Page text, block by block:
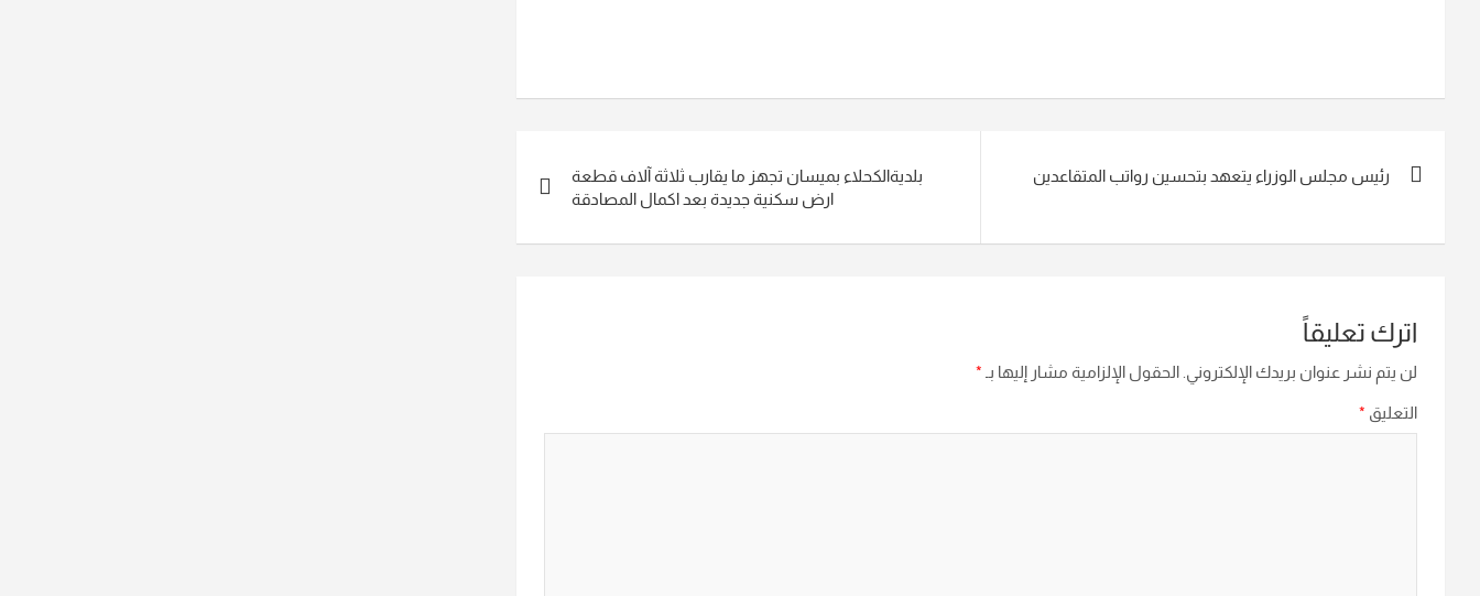
رئيس مجلس الوزراء يتعهد بتحسين رواتب المتقاعدين
بلديةالكحلاء بميسان تجهز ما يقارب ثلاثة آلاف قطعة
ارض سكنية جديدة بعد اكمال المصادقة
اترك تعليقاً
لن يتم نشر عنوان بريدك الإلكتروني. الحقول الإلزامية مشار إليها بـ *
التعليق *